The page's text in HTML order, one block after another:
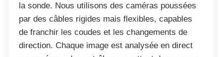
la sonde. Nous utilisons des caméras poussées
par des câbles rigides mais flexibles, capables
de franchir les coudes et les changements de
direction. Chaque image est analysée en direct